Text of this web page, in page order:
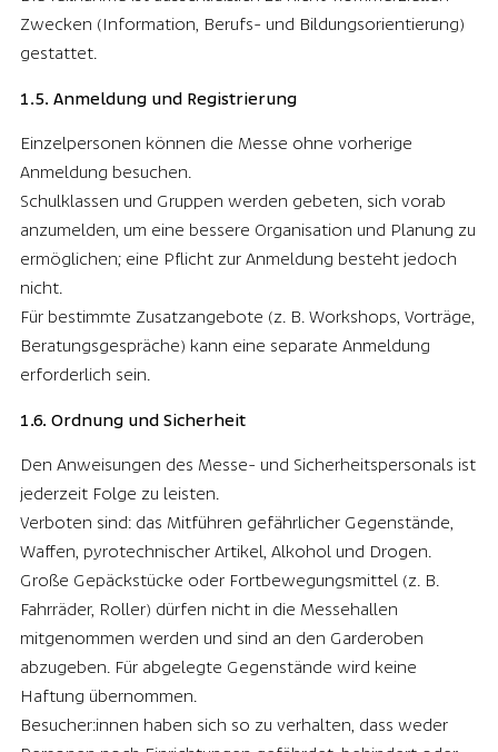
Zwecken (Information, Berufs- und Bildungsorientierung)
gestattet.
1.5. Anmeldung und Registrierung
Einzelpersonen können die Messe ohne vorherige
Anmeldung besuchen.
Schulklassen und Gruppen werden gebeten, sich vorab
anzumelden, um eine bessere Organisation und Planung zu
ermöglichen; eine Pflicht zur Anmeldung besteht jedoch
nicht.
Für bestimmte Zusatzangebote (z. B. Workshops, Vorträge,
Beratungsgespräche) kann eine separate Anmeldung
erforderlich sein.
1.6. Ordnung und Sicherheit
Den Anweisungen des Messe- und Sicherheitspersonals ist
jederzeit Folge zu leisten.
Verboten sind: das Mitführen gefährlicher Gegenstände,
Waffen, pyrotechnischer Artikel, Alkohol und Drogen.
Große Gepäckstücke oder Fortbewegungsmittel (z. B.
Fahrräder, Roller) dürfen nicht in die Messehallen
mitgenommen werden und sind an den Garderoben
abzugeben. Für abgelegte Gegenstände wird keine
Haftung übernommen.
Besucher:innen haben sich so zu verhalten, dass weder